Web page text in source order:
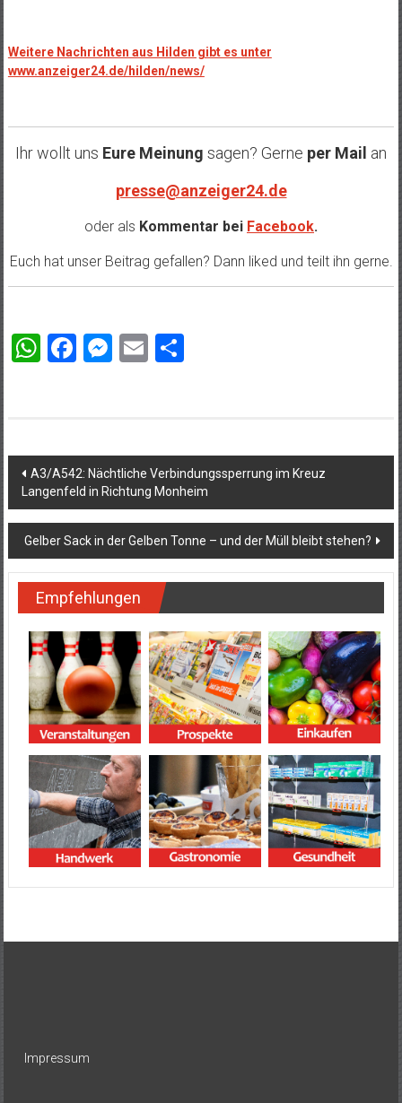
Weitere Nachrichten aus Hilden gibt es unter
www.anzeiger24.de/hilden/news/
Ihr wollt uns Eure Meinung sagen? Gerne per Mail an
presse@anzeiger24.de
oder als Kommentar bei Facebook.
Euch hat unser Beitrag gefallen? Dann liked und teilt ihn gerne.
WhatsApp
Facebook
Messenger
EmailTeilen
Beitragsnavigation
A3/A542: Nächtliche Verbindungssperrung im Kreuz
Langenfeld in Richtung Monheim
Gelber Sack in der Gelben Tonne – und der Müll bleibt stehen?
Empfehlungen
Impressum